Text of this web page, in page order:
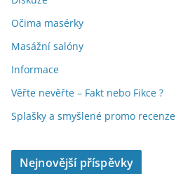
Očima masérky
Masážní salóny
Informace
Věřte nevěřte – Fakt nebo Fikce ?
Splašky a smyšlené promo recenze
Nejnovější příspěvky